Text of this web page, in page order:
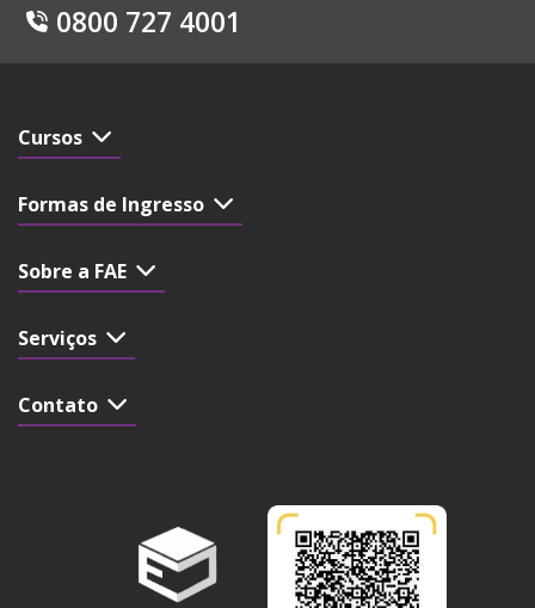
0800 727 4001
Cursos
Formas de Ingresso
Sobre a FAE
Serviços
Contato